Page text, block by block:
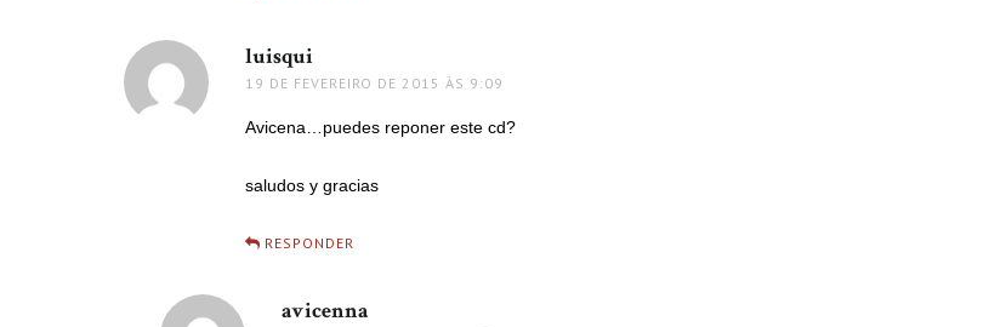
luisqui
19 DE FEVEREIRO DE 2015 ÀS 9:09
Avicena…puedes reponer este cd?
saludos y gracias
RESPONDER
avicenna